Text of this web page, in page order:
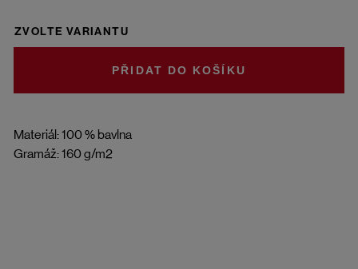
Materiál: 100 % bavlna
Gramáž: 160 g/m2
ZVOLTE VARIANTU
DO KOŠÍKU